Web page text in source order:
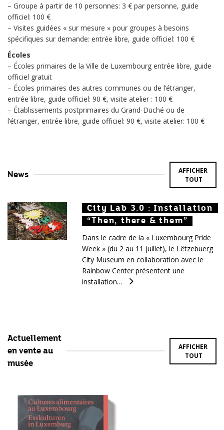
– Groupe à partir de 10 personnes: 3 € par personne, guide
officiel: 100 €
– Visites guidées « sur mesure » pour groupes à besoins
spécifiques sur demande: entrée libre, guide officiel: 100 €
Écoles
– Écoles primaires de la Ville de Luxembourg entrée libre, guide
officiel gratuit
– Écoles primaires des autres communes ou de l’étranger,
entrée libre, guide officiel: 90 €, visite atelier : 100 €
– Établissements postprimaires du Grand-Duché ou de
l’étranger, entrée libre, guide officiel: 90 €, visite atelier: 100 €
News
AFFICHER
TOUT
City Lab 3.0 : Installation
“Then, there & them”
City Lab 3.0 : Installation
“Then, there & them”
City Lab 3.0 : Installation
“Then, there & them”
Dans le cadre de la « Luxembourg Pride
Week » (du 2 au 11 juillet), le Lëtzebuerg
City Museum en collaboration avec le
Rainbow Center présentent une
installation…
Actuellement
en vente au
musée
AFFICHER
TOUT